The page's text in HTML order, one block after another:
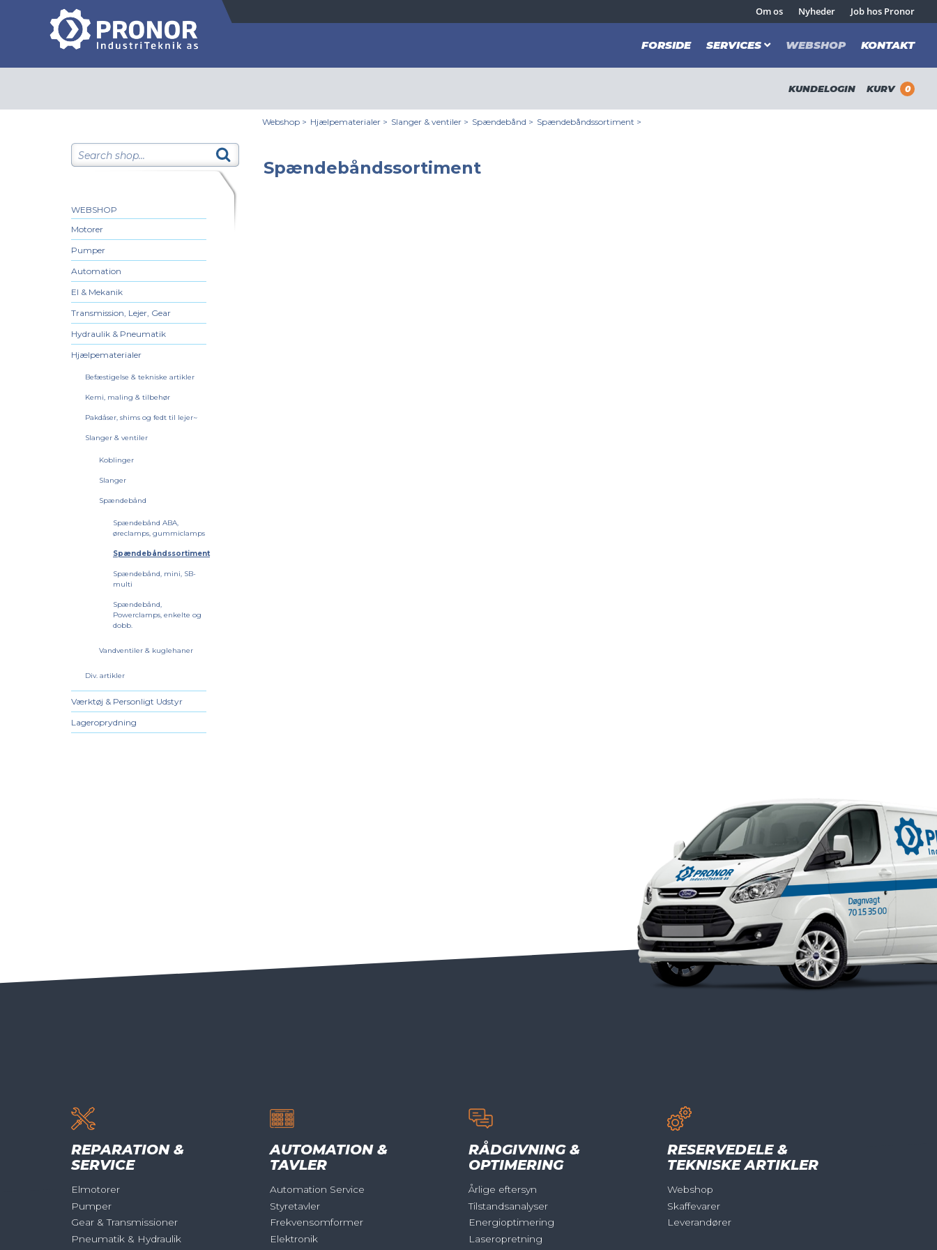
Om os Nyheder Job hos Pronor
FORSIDE SERVICES WEBSHOP KONTAKT
KUNDELOGIN KURV 0
WEBSHOP
Motorer
Pumper
Automation
El & Mekanik
Transmission, Lejer, Gear
Hydraulik & Pneumatik
Hjælpematerialer
Befæstigelse & tekniske artikler
Kemi, maling & tilbehør
Pakdåser, shims og fedt til lejer~
Slanger & ventiler
Koblinger
Slanger
Spændebånd
Spændebånd ABA,
øreclamps, gummiclamps
Spændebåndssortiment
Spændebånd, mini, SB-
multi
Spændebånd,
Powerclamps, enkelte og
dobb.
Vandventiler & kuglehaner
Div. artikler
Værktøj & Personligt Udstyr
Lageroprydning
Webshop > Hjælpematerialer > Slanger & ventiler > Spændebånd > Spændebåndssortiment >
Spændebåndssortiment
REPARATION &
SERVICE
Elmotorer
Pumper
Gear & Transmissioner
Pneumatik & Hydraulik
AUTOMATION &
TAVLER
Automation Service
Styretavler
Frekvensomformer
Elektronik
RÅDGIVNING &
OPTIMERING
Årlige eftersyn
Tilstandsanalyser
Energioptimering
Laseropretning
RESERVEDELE &
TEKNISKE ARTIKLER
Webshop
Skaffevarer
Leverandører